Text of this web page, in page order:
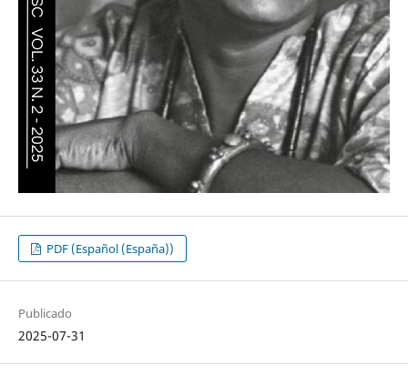
PDF (Español (España))
Publicado
2025-07-31